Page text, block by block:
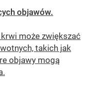
objawów.
może zwiększać
takich jak
objawy mogą